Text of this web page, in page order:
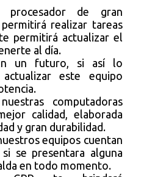
de gran
realizar tareas
permitirá actualizar el
al día.
un futuro, si así lo
actualizar este equipo
computadoras
calidad, elaborada
y gran durabilidad.
equipos cuentan
se presentara alguna
en todo momento.